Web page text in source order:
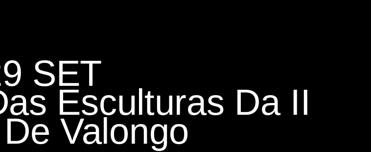
SET
Esculturas Da II
Valongo